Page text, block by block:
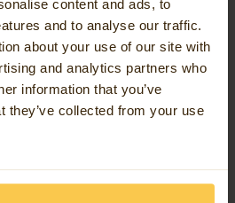
content and ads, to
and to analyse our traffic.
about your use of our site with
and analytics partners who
information that you’ve
they’ve collected from your use
binnen uw organisatie
in kaart welke
en of de
per applicatie. Is dat het
naar één waarheid voor
de bestaande GIS-